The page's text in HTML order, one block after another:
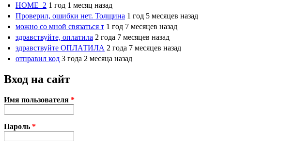
HOME_2 1 год 1 месяц назад
Проверил, ошибки нет. Толщина 1 год 5 месяцев назад
можно со мной связаться т 1 год 7 месяцев назад
здравствуйте, оплатила 2 года 7 месяцев назад
здравствуйте ОПЛАТИЛА 2 года 7 месяцев назад
отправил код 3 года 2 месяца назад
Вход на сайт
Имя пользователя *
Пароль *